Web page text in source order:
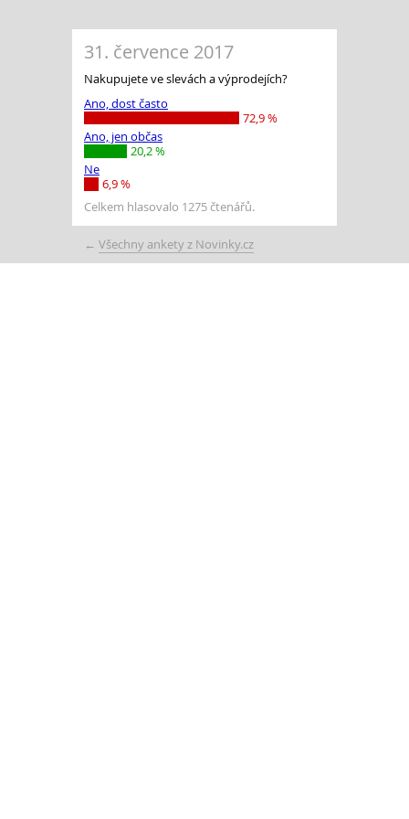
31. července 2017
Nakupujete ve slevách a výprodejích?
Ano, dost často
72,9 %
Ano, jen občas
20,2 %
Ne
6,9 %
Celkem hlasovalo 1275 čtenářů.
← Všechny ankety z Novinky.cz